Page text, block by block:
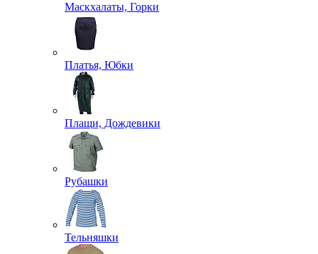
Термобелье
+ ЕЩЕ 2
Аксессуары для одежды
Аксельбанты
Арафатки
Кашне и шарфы
Перчатки и варежки
Ремни
Подтяжки
+ ЕЩЕ 4
Брюки